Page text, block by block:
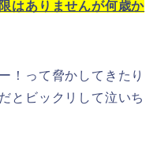
はありませんが何歳か
！って脅かしてきたり
とビックリして泣いち